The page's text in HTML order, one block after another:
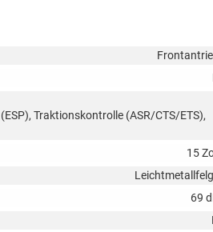
Traktionskontrolle (ASR/CTS/ETS),
15
69